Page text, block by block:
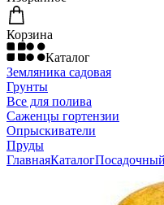
Корзина
Каталог
Земляника садовая
Грунты
Все для полива
Саженцы гортензии
Опрыскиватели
Пруды
ГлавнаяКаталог